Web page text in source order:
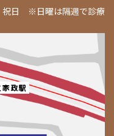
祝日 ※日曜は隔週で診療